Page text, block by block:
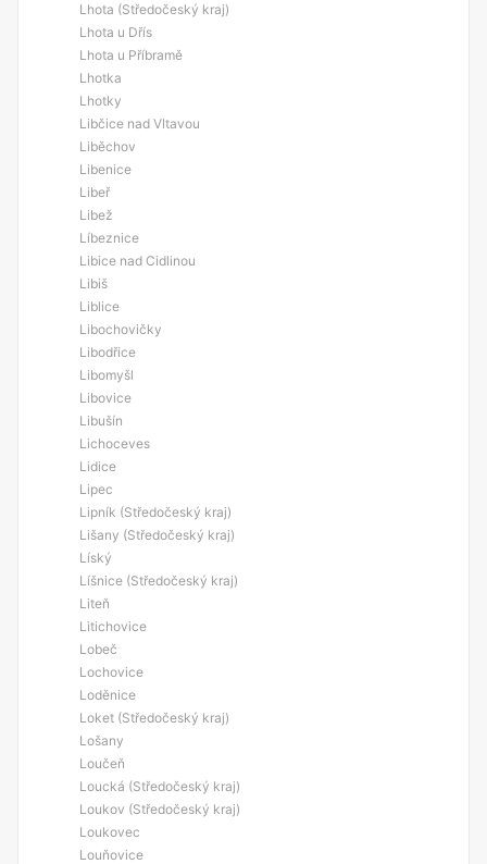
Lhota (Středočeský kraj)
Lhota u Dřís
Lhota u Příbramě
Lhotka
Lhotky
Libčice nad Vltavou
Liběchov
Libenice
Libeř
Libež
Líbeznice
Libice nad Cidlinou
Libiš
Liblice
Libochovičky
Libodřice
Libomyšl
Libovice
Libušín
Lichoceves
Lidice
Lipec
Lipník (Středočeský kraj)
Lišany (Středočeský kraj)
Líský
Líšnice (Středočeský kraj)
Liteň
Litichovice
Lobeč
Lochovice
Loděnice
Loket (Středočeský kraj)
Lošany
Loučeň
Loucká (Středočeský kraj)
Loukov (Středočeský kraj)
Loukovec
Louňovice